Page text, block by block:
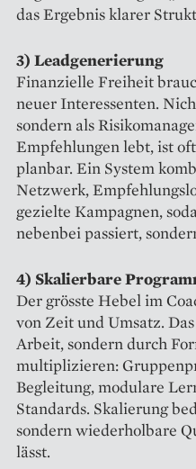
das Ergebnis klarer
3) Leadgenerierung
Finanzielle Freiheit
neuer Interessenten.
sondern als
Empfehlungen lebt, ist
planbar. Ein System
Netzwerk,
gezielte Kampagnen,
nebenbei passiert,
4) Skalierbare
Der grösste Hebel im
von Zeit und Umsatz.
Arbeit, sondern durch
multiplizieren:
Begleitung, modulare
Standards. Skalierung
sondern wiederholbare
lässt.